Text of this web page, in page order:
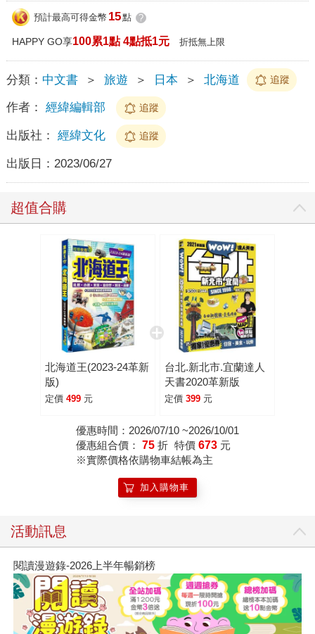
預計最高可得金幣 15點 ?
HAPPY GO享100累1點 4點抵1元 折抵無上限
分類： 中文書 ＞ 旅遊 ＞ 日本 ＞ 北海道 追蹤
作者： 經緯編輯部 追蹤
出版社： 經緯文化 追蹤
出版日： 2023/06/27
超值合購
北海道王(2023-24革新
版)
定價 499 元
台北.新北市.宜蘭達人
天書2020革新版
定價 399 元
優惠時間：2026/07/10 ~2026/10/01
優惠組合價： 75 折 特價 673 元
※實際價格依購物車結帳為主
加入購物車
活動訊息
閱讀漫遊錄-2026上半年暢銷榜